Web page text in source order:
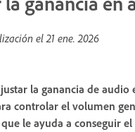
el21 ene. 2026
la ganancia de audio
controlar el volumen
le ayuda a conseguir